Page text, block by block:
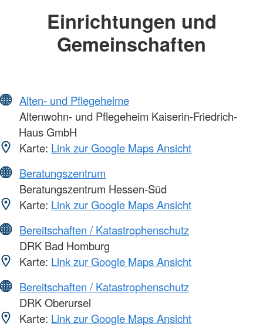
Einrichtungen und
Gemeinschaften
Alten- und Pflegeheime
Altenwohn- und Pflegeheim Kaiserin-Friedrich-
Haus GmbH
Karte: Link zur Google Maps Ansicht
Beratungszentrum
Beratungszentrum Hessen-Süd
Karte: Link zur Google Maps Ansicht
Bereitschaften / Katastrophenschutz
DRK Bad Homburg
Karte: Link zur Google Maps Ansicht
Bereitschaften / Katastrophenschutz
DRK Oberursel
Karte: Link zur Google Maps Ansicht